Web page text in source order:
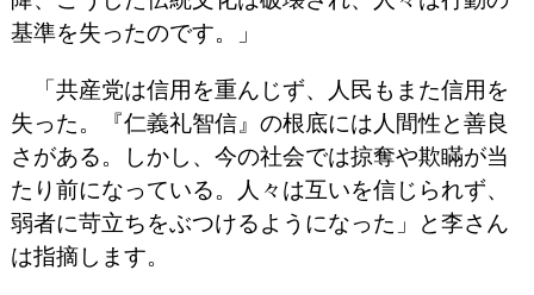
基準を失ったのです。」
「共産党は信用を重んじず、人民もまた信用を
失った。『仁義礼智信』の根底には人間性と善良
さがある。しかし、今の社会では掠奪や欺瞞が当
たり前になっている。人々は互いを信じられず、
弱者に苛立ちをぶつけるようになった」と李さん
は指摘します。